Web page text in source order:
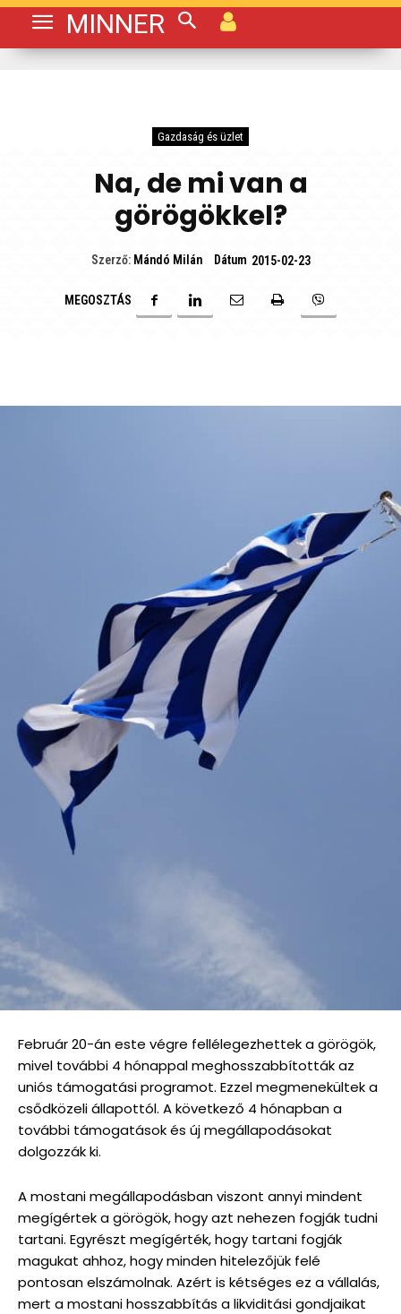
MINNER
Gazdaság és üzlet
Na, de mi van a
görögökkel?
Szerző: Mándó Milán Dátum 2015-02-23
MEGOSZTÁS
Február 20-án este végre fellélegezhettek a görögök,
mivel további 4 hónappal meghosszabbították az
uniós támogatási programot. Ezzel megmenekültek a
csődközeli állapottól. A következő 4 hónapban a
további támogatások és új megállapodásokat
dolgozzák ki.
A mostani megállapodásban viszont annyi mindent
megígértek a görögök, hogy azt nehezen fogják tudni
tartani. Egyrészt megígérték, hogy tartani fogják
magukat ahhoz, hogy minden hitelezőjük felé
pontosan elszámolnak. Azért is kétséges ez a vállalás,
mert a mostani hosszabbítás a likviditási gondjaikat